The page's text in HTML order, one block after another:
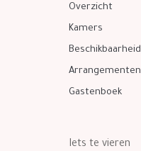
Overzicht
Kamers
Beschikbaarheid
Arrangementen
Gastenboek
Iets te vieren